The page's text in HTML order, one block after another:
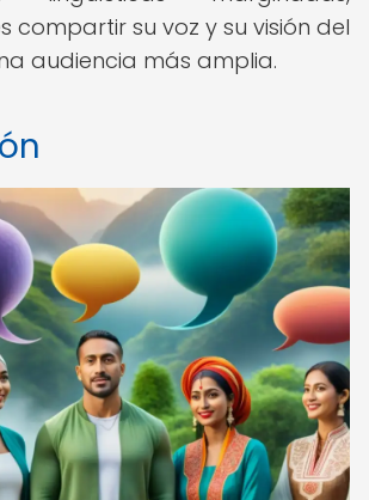
compartir su voz y su visión del
audiencia más amplia.